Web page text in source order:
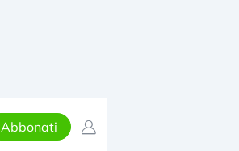
Abbonati